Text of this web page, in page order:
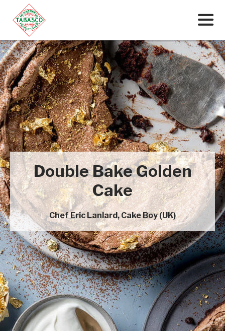
contenu
Double Bake Golden
Cake
Chef Eric Lanlard, Cake Boy (UK)